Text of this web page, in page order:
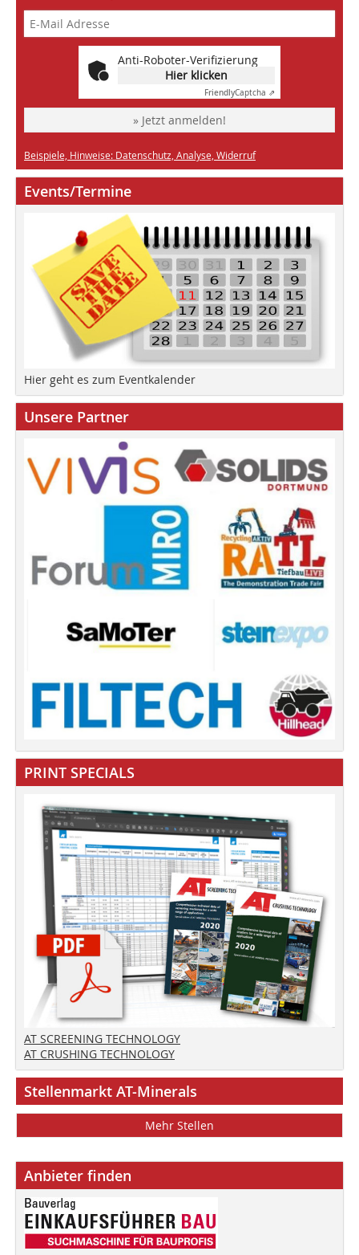
Anti-Roboter-Verifizierung
Hier klicken
FriendlyCaptcha ⇗
» Jetzt anmelden!
Beispiele, Hinweise: Datenschutz, Analyse, Widerruf
Events/Termine
Hier geht es zum Eventkalender
Unsere Partner
PRINT SPECIALS
AT SCREENING TECHNOLOGY
AT CRUSHING TECHNOLOGY
Stellenmarkt AT-Minerals
Mehr Stellen
Anbieter finden